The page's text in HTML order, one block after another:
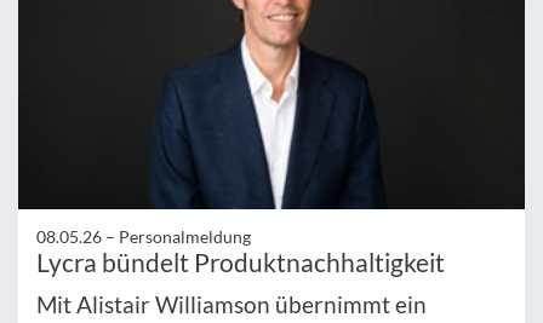
08.05.26 – Personalmeldung
Lycra bündelt Produktnachhaltigkeit
Mit Alistair Williamson übernimmt ein